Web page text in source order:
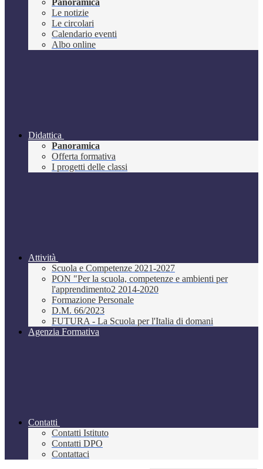
Panoramica
Le notizie
Le circolari
Calendario eventi
Albo online
Didattica
Panoramica
Offerta formativa
I progetti delle classi
Attività
Scuola e Competenze 2021-2027
PON "Per la scuola, competenze e ambienti per
l'apprendimento2 2014-2020
Formazione Personale
D.M. 66/2023
FUTURA - La Scuola per l'Italia di domani
Agenzia Formativa
Contatti
Contatti Istituto
Contatti DPO
Contattaci